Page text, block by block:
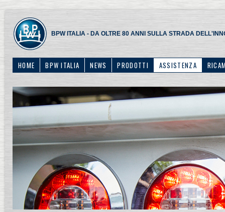
BPW ITALIA - DA OLTRE 80 ANNI SULLA STRADA
HOME BPW ITALIA NEWS PRODOTTI ASSISTENZA